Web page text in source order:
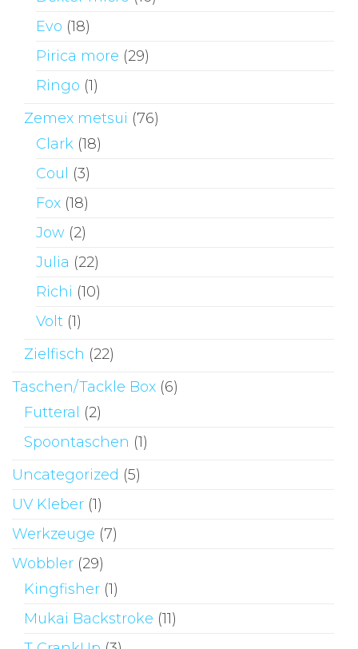
Evo (18)
Pirica more (29)
Ringo (1)
Zemex metsui (76)
Clark (18)
Coul
(3)
Fox (18)
Jow (2)
Julia (22)
Richi (10)
Volt (1)
Zielfisch (22)
Taschen/Tackle Box (6)
Futteral
(2)
Spoontaschen (1)
Uncategorized (5)
UV Kleber (1)
Werkzeuge (7)
Wobbler (29)
Kingfisher (1)
Mukai Backstroke (11)